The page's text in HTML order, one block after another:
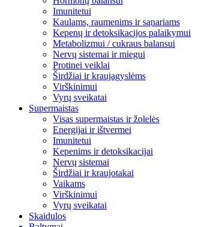
Imunitetui
Kaulams, raumenims ir sąnariams
Kepenų ir detoksikacijos palaikymui
Metabolizmui / cukraus balansui
Nervų sistemai ir miegui
Protinei veiklai
Širdžiai ir kraujagyslėms
Virškinimui
Vyrų sveikatai
Supermaistas
Visas supermaistas ir žolelės
Energijai ir ištvermei
Imunitetui
Kepenims ir detoksikacijai
Nervų sistemai
Širdžiai ir kraujotakai
Vaikams
Virškinimui
Vyrų sveikatai
Skaidulos